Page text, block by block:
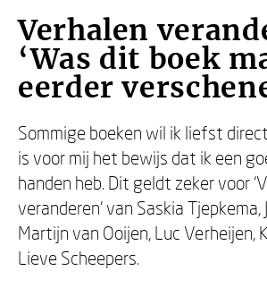
Verhalen
‘Was dit boek
eerder
Sommige boeken wil ik liefst
is voor mij het bewijs dat ik een
handen heb. Dit geldt zeker voor
veranderen’ van Saskia Tjepkema,
Martijn van Ooijen, Luc Verheijen,
Lieve Scheepers.